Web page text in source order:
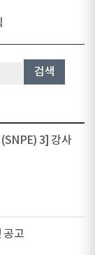
검색
3] 강사
공고